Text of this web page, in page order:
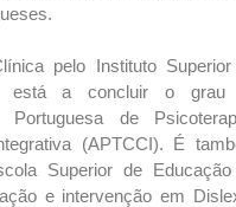
pelo Instituto
está a concluir o grau
Portuguesa de
(APTCCI). É
Superior de
e intervenção em